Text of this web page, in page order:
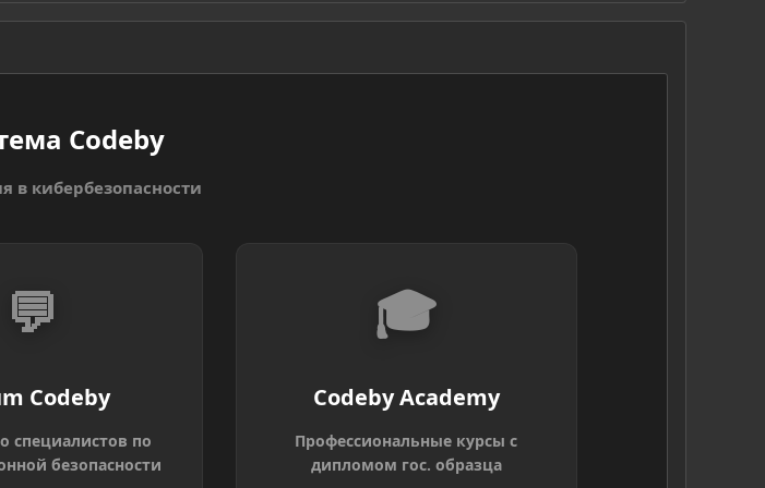
Codeby
в кибербезопасности
💬
Codeby
специалистов по
безопасности
🎓
Codeby Academy
Профессиональные курсы с
дипломом гос. образца